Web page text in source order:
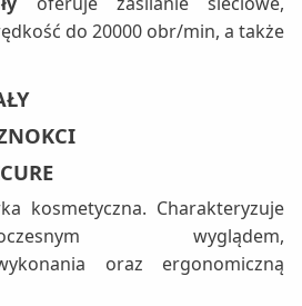
do 20000 obr/min, a także
kosmetyczna. Charakteryzuje
wyglądem,
oraz ergonomiczną